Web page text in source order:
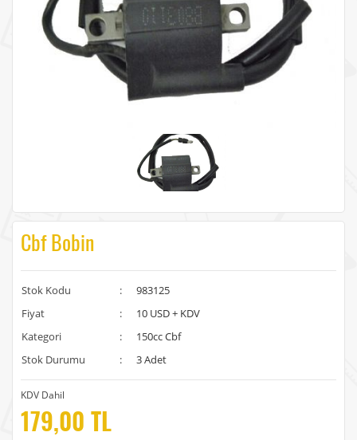
Cbf Bobin
Stok Kodu :
983125
Fiyat
:
10 USD + KDV
Kategori
:
150cc Cbf
Stok Durumu
: 3 Adet
KDV Dahil
179,00 TL